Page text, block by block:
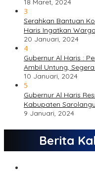
18 Maret, 2024
3
Serahkan Bantuan
Haris Ingatkan
20 Januari, 2024
4
Gubernur Al Haris :
Ambil Untung,
10 Januari, 2024
5
Gubernur Al Haris
Kabupaten
9 Januari, 2024
Berita